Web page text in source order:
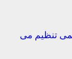
تنظیم می